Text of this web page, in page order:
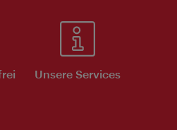
Unsere Services